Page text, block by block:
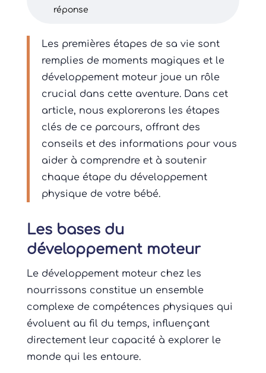
réponse
Les premières étapes de sa vie sont
remplies de moments magiques et le
développement moteur joue un rôle
crucial dans cette aventure. Dans cet
article, nous explorerons les étapes
clés de ce parcours, offrant des
conseils et des informations pour vous
aider à comprendre et à soutenir
chaque étape du développement
physique de votre bébé.
Les bases du
développement moteur
Le développement moteur chez les
nourrissons constitue un ensemble
complexe de compétences physiques qui
évoluent au fil du temps, influençant
directement leur capacité à explorer le
monde qui les entoure.